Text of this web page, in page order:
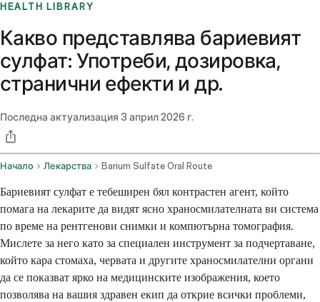
HEALTH LIBRARY
Какво представлява бариевият
сулфат: Употреби, дозировка,
странични ефекти и др.
Последна актуализация 3 април 2026 г.
Начало Лекарства Barium Sulfate Oral Route
Бариевият сулфат е тебеширен бял контрастен агент, който
помага на лекарите да видят ясно храносмилателната ви система
по време на рентгенови снимки и компютърна томография.
Мислете за него като за специален инструмент за подчертаване,
който кара стомаха, червата и другите храносмилателни органи
да се показват ярко на медицинските изображения, което
позволява на вашия здравен екип да открие всички проблеми,